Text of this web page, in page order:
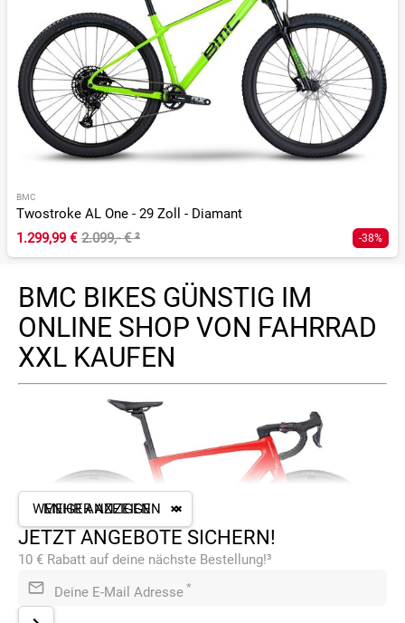
BMC
Twostroke AL One - 29 Zoll - Diamant
1.299,99 € 2.099,- €² -38%
BMC BIKES GÜNSTIG IM
ONLINE SHOP VON FAHRRAD
XXL KAUFEN
MEHR ANZEIGEN
WENIGER ANZEIGEN
JETZT ANGEBOTE SICHERN!
10 € Rabatt auf deine nächste Bestellung!³
Deine E-Mail Adresse *